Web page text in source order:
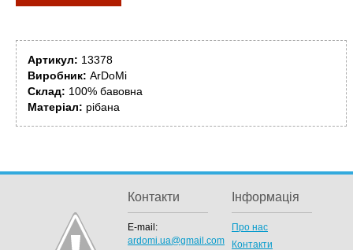
Артикул: 13378
Виробник: ArDoMi
Склад: 100% бавовна
Матеріал: рібана
Контакти
E-mail:
ardomi.ua@gmail.com
Інформація
Про нас
Контакти